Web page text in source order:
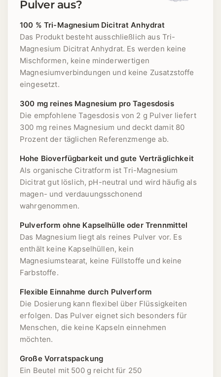
Pulver aus?
100 % Tri-Magnesium Dicitrat Anhydrat
Das Produkt besteht ausschließlich aus Tri-
Magnesium Dicitrat Anhydrat. Es werden keine
Mischformen, keine minderwertigen
Magnesiumverbindungen und keine Zusatzstoffe
eingesetzt.
300 mg reines Magnesium pro Tagesdosis
Die empfohlene Tagesdosis von 2 g Pulver liefert
300 mg reines Magnesium und deckt damit 80
Prozent der täglichen Referenzmenge ab.
Hohe Bioverfügbarkeit und gute Verträglichkeit
Als organische Citratform ist Tri-Magnesium
Dicitrat gut löslich, pH-neutral und wird häufig als
magen- und verdauungsschonend
wahrgenommen.
Pulverform ohne Kapselhülle oder Trennmittel
Das Magnesium liegt als reines Pulver vor. Es
enthält keine Kapselhüllen, kein
Magnesiumstearat, keine Füllstoffe und keine
Farbstoffe.
Flexible Einnahme durch Pulverform
Die Dosierung kann flexibel über Flüssigkeiten
erfolgen. Das Pulver eignet sich besonders für
Menschen, die keine Kapseln einnehmen
möchten.
Große Vorratspackung
Ein Beutel mit 500 g reicht für 250